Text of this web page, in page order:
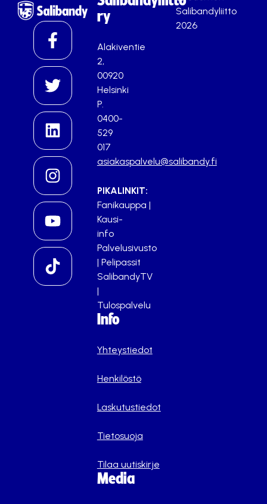
ry
Alakiventie
2,
00920
Helsinki
P.
0400-
529
017
asiakaspalvelu@salibandy.fi
PIKALINKIT:
Fanikauppa |
Kausi-
info
Palvelusivusto
| Pelipassit
SalibandyTV
|
Tulospalvelu
Info
Yhteystiedot
Henkilöstö
Laskutustiedot
Tietosuoja
Tilaa uutiskirje
Media
Salibandyliitto
2026